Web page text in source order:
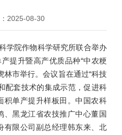
2025-08-30
学院作物科学研究所联合举办
提升暨高产优质品种“中农粳
林市举行。会议旨在通过“科技
配套技术的集成示范，促进科
积单产提升样板田。中国农科
、黑龙江省农技推广中心董国
有限公司副总经理韩东来、北